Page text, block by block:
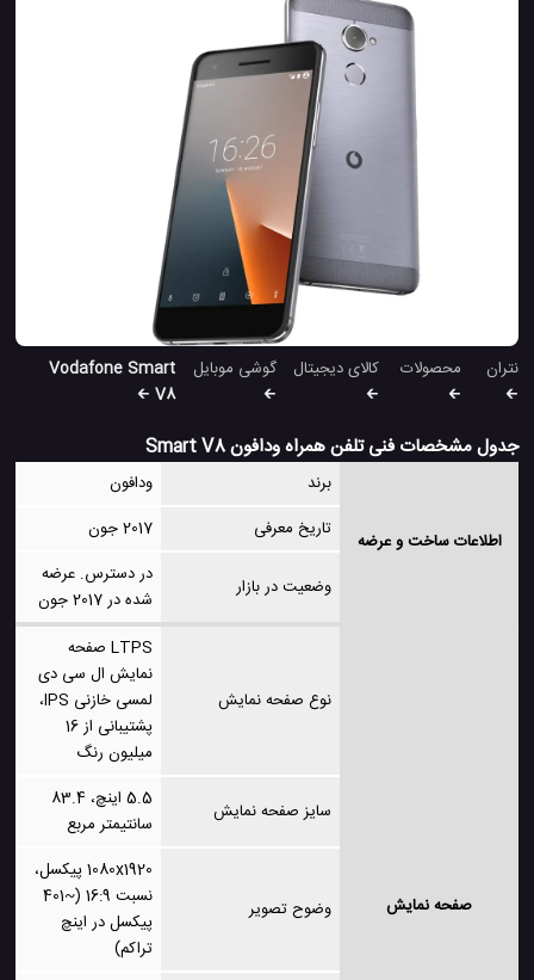
نتران محصولات کالای دیجیتال گوشی موبایل
Vodafone Smart
V8
جدول مشخصات فنی تلفن همراه ودافون Smart V8
اطلاعات ساخت و عرضه
برند
ودافون
تاریخ معرفی
2017 جون
وضعیت در بازار
در دسترس. عرضه
شده در 2017 جون
صفحه نمایش
نوع صفحه نمایش
LTPS صفحه
نمایش ال سی دی
لمسی خازنی IPS،
پشتیبانی از 16
میلیون رنگ
سایز صفحه نمایش
5.5 اینچ، 83.4
سانتیمتر مربع
وضوح تصویر
1080x1920 پیکسل،
نسبت 16:9 (~401
پیکسل در اینچ
تراکم)